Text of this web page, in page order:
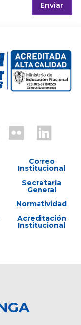
Enviar
Correo
Institucional
Secretaría
General
Normatividad
Acreditación
Institucional